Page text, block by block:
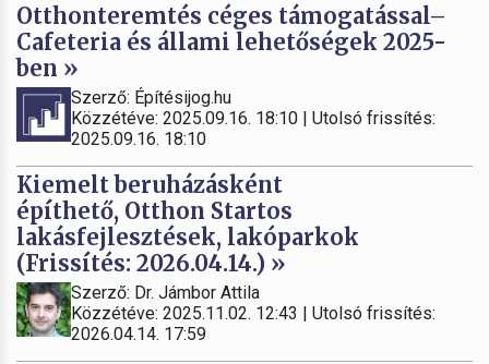
Otthonteremtés céges támogatással–
Cafeteria és állami lehetőségek 2025-
ben »
Szerző: Építésijog.hu
Közzétéve: 2025.09.16. 18:10 | Utolsó frissítés:
2025.09.16. 18:10
Kiemelt beruházásként
építhető, Otthon Startos
lakásfejlesztések, lakóparkok
(Frissítés: 2026.04.14.) »
Szerző: Dr. Jámbor Attila
Közzétéve: 2025.11.02. 12:43 | Utolsó frissítés:
2026.04.14. 17:59